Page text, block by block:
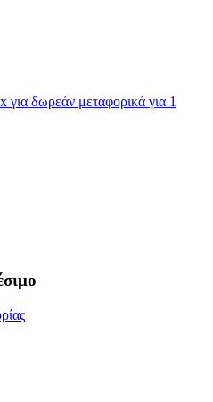
δωρεάν μεταφορικά για 1